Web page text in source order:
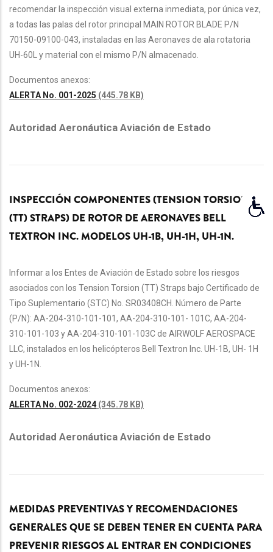
recomendar la inspección visual externa inmediata, por única vez,
a todas las palas del rotor principal MAIN ROTOR BLADE P/N
70150-09100-043, instaladas en las Aeronaves de ala rotatoria
UH-60L y material con el mismo P/N almacenado.
Documentos anexos:
ALERTA No. 001-2025 (445.78 KB)
Autoridad Aeronáutica Aviación de Estado
INSPECCIÓN COMPONENTES (TENSION TORSION
(TT) STRAPS) DE ROTOR DE AERONAVES BELL
TEXTRON INC. MODELOS UH-1B, UH-1H, UH-1N.
Informar a los Entes de Aviación de Estado sobre los riesgos
asociados con los Tension Torsion (TT) Straps bajo Certificado de
Tipo Suplementario (STC) No. SR03408CH. Número de Parte
(P/N): AA-204-310-101-101, AA-204-310-101- 101C, AA-204-
310-101-103 y AA-204-310-101-103C de AIRWOLF AEROSPACE
LLC, instalados en los helicópteros Bell Textron Inc. UH-1B, UH- 1H
y UH-1N.
Documentos anexos:
ALERTA No. 002-2024 (345.78 KB)
Autoridad Aeronáutica Aviación de Estado
MEDIDAS PREVENTIVAS Y RECOMENDACIONES
GENERALES QUE SE DEBEN TENER EN CUENTA PARA
PREVENIR RIESGOS AL ENTRAR EN CONDICIONES